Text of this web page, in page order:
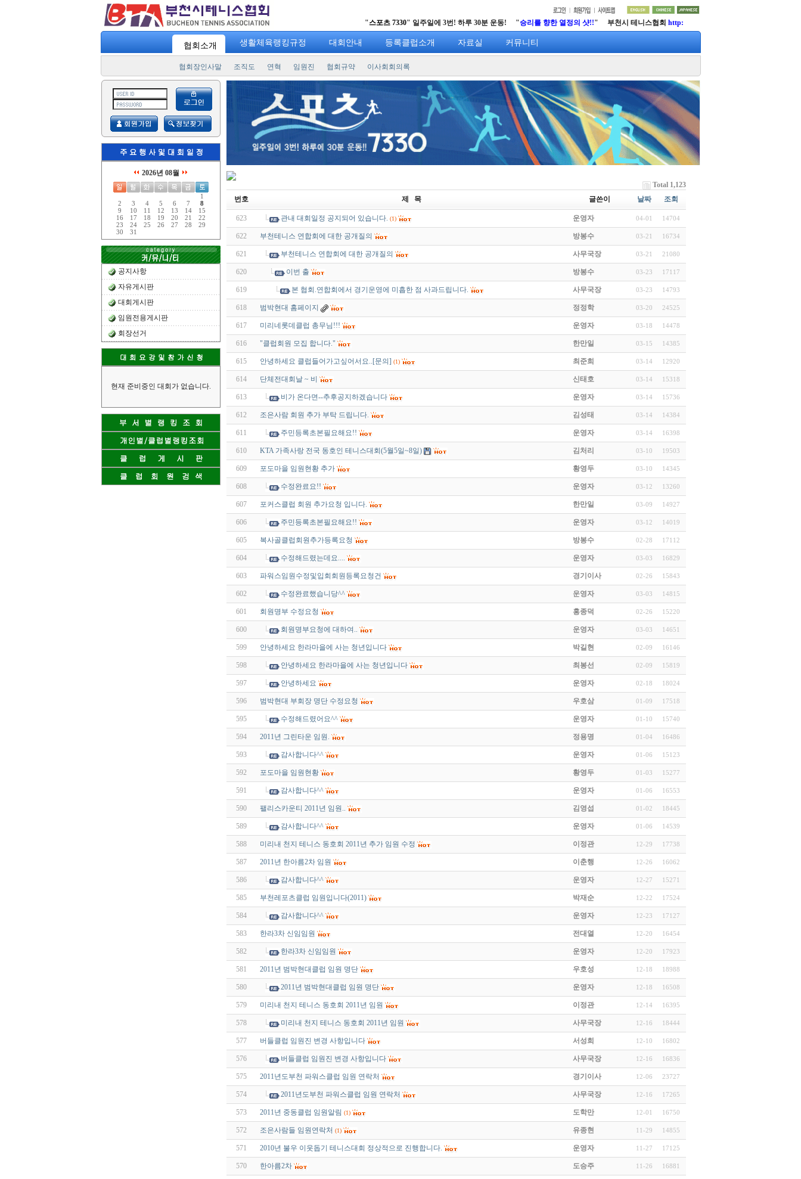
스포츠 7330" 일주일에 3번! 하루 30분 운동! "승리를 향한 열정의 샷!!" 부천시 테니스협회 http://www.lifetennis.org
협회소개 생활체육랭킹규정 대회안내 등록클럽소개 자료실 커뮤니티
협회장인사말 조직도 연혁 임원진 협회규약 이사회회의록
2026년 08월
1
2
3 4 5 6 7
8
9
10 11 12 13 14
15
16
17 18 19 20 21
22
23
24 25 26 27 28
29
30
31
공지사항
자유게시판
대회게시판
임원전용게시판
회장선거
현재 준비중인 대회가 없습니다.
Total 1,123
번호
제 목 글쓴이 날짜 조회
623 관내 대회일정 공지되어 있습니다. (1) 운영자 04-01 14704
622 부천테니스 연합회에 대한 공개질의 방봉수 03-21 16734
621 부천테니스 연합회에 대한 공개질의 사무국장 03-21 21080
620 이번 출 방봉수 03-23 17117
619 본 협회.연합회에서 경기운영에 미흡한 점 사과드립니다. 사무국장 03-23 14793
618 범박현대 홈페이지 정정학 03-20 24525
617 미리네롯데클럽 총무님!!! 운영자 03-18 14478
616 "클럽회원 모집 합니다." 한만일 03-15 14385
615 안녕하세요 클럽들어가고싶어서요..[문의] (1) 최준희 03-14 12920
614 단체전대회날 ~ 비 신태호 03-14 15318
613 비가 온다면--추후공지하겠습니다 운영자 03-14 15736
612 조은사람 회원 추가 부탁 드립니다. 김성태 03-14 14384
611 주민등록초본필요해요!! 운영자 03-14 16398
610 KTA 가족사랑 전국 동호인 테니스대회(5월5일~8일) 김처리 03-10 19503
609 포도마을 임원현황 추가 황영두 03-10 14345
608 수정완료요!! 운영자 03-12 13260
607 포커스클럽 회원 추가요청 입니다. 한만일 03-09 14927
606 주민등록초본필요해요!! 운영자 03-12 14019
605 복사골클럽회원추가등록요청 방봉수 02-28 17112
604 수정해드렸는데요.... 운영자 03-03 16829
603 파워스임원수정및입회회원등록요청건 경기이사 02-26 15843
602 수정완료했습니당^^ 운영자 03-03 14815
601 회원명부 수정요청 홍종덕 02-26 15220
600 회원명부요청에 대하여.. 운영자 03-03 14651
599 안녕하세요 한라마을에 사는 청년입니다 박길현 02-09 16146
598 안녕하세요 한라마을에 사는 청년입니다 최봉선 02-09 15819
597 안녕하세요 운영자 02-18 18024
596 범박현대 부회장 명단 수정요청 우호삼 01-09 17518
595 수정해드렸어요^^ 운영자 01-10 15740
594 2011년 그린타운 임원. 정용명 01-04 16486
593 감사합니다^^ 운영자 01-06 15123
592 포도마을 임원현황 황영두 01-03 15277
591 감사합니다^^ 운영자 01-06 16553
590 팰리스카운티 2011년 임원.. 김영섭 01-02 18445
589 감사합니다^^ 운영자 01-06 14539
588 미리내 천지 테니스 동호회 2011년 추가 임원 수정 이정관 12-29 17738
587 2011년 한아름2차 임원 이춘행 12-26 16062
586 감사합니다^^ 운영자 12-27 15271
585 부천레포츠클럽 임원입니다(2011) 박재순 12-22 17524
584 감사합니다^^ 운영자 12-23 17127
583 한라3차 신임임원 전대열 12-20 16454
582 한라3차 신임임원 운영자 12-20 17923
581 2011년 범박현대클럽 임원 명단 우호성 12-18 18988
580 2011년 범박현대클럽 임원 명단 운영자 12-18 16508
579 미리내 천지 테니스 동호회 2011년 임원 이정관 12-14 16395
578 미리내 천지 테니스 동호회 2011년 임원 사무국장 12-16 18444
577 버들클럽 임원진 변경 사항입니다 서성희 12-10 16802
576 버들클럽 임원진 변경 사항입니다 사무국장 12-16 16836
575 2011년도부천 파워스클럽 임원 연락처 경기이사 12-06 23727
574 2011년도부천 파워스클럽 임원 연락처 사무국장 12-16 17265
573 2011년 중동클럽 임원알림 (1) 도학만 12-01 16750
572 조은사람들 임원연락처 (1) 유종현 11-29 14855
571 2010년 불우 이웃돕기 테니스대회 정상적으로 진행합니다. 운영자 11-27 17125
570 한아름2차 도승주 11-26 16881